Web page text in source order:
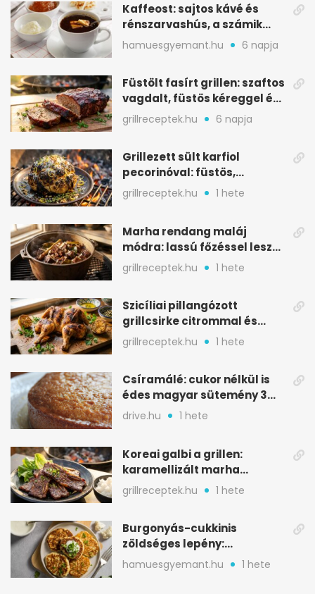
Kaffeost: sajtos kávé és
rénszarvashús, a számik
melegítő itala
hamuesgyemant.hu 6 napja
Füstölt fasírt grillen: szaftos
vagdalt, füstös kéreggel és
BBQ mázzal
grillreceptek.hu 6 napja
Grillezett sült karfiol
pecorinóval: füstös,
karamellizált nyári kedvenc
grillreceptek.hu 1 hete
Marha rendang maláj
módra: lassú főzéssel lesz
igazán szaftos
grillreceptek.hu 1 hete
Szicíliai pillangózott
grillcsirke citrommal és
oregánóval
grillreceptek.hu 1 hete
Csíramálé: cukor nélkül is
édes magyar sütemény 3
alapanyagból
drive.hu 1 hete
Koreai galbi a grillen:
karamellizált marha
rövidborda gyorsan
grillreceptek.hu 1 hete
Burgonyás-cukkinis
zöldséges lepény:
aranybarna, szaftos, hús
nélkül is
hamuesgyemant.hu 1 hete